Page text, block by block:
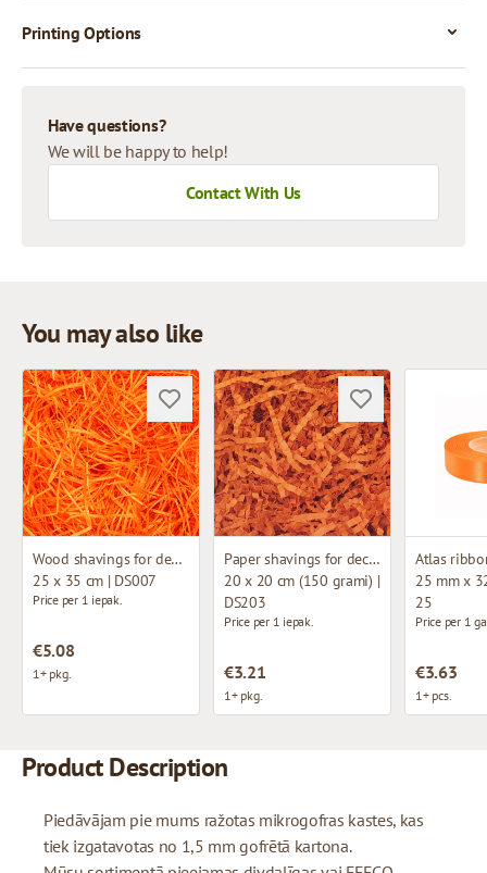
Printing Options
Have questions?
We will be happy to help!
Contact With Us
You may also like
Wood shavings for decoration
25 x 35 cm | DS007
Price per 1 iepak.
€5.08
1+ pkg.
Paper shavings for decoration
20 x 20 cm (150 grami) |
DS203
Price per 1 iepak.
€3.21
1+ pkg.
Atlas
25 mm x
25
Price per 1
€3.63
1+ pcs.
Product Description
Piedāvājam pie mums ražotas mikrogofras kastes, kas
tiek izgatavotas no 1,5 mm gofrētā kartona.